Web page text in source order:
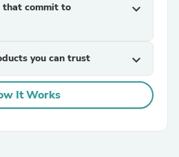
that commit to
expand_more
you can trust expand_more
It Works